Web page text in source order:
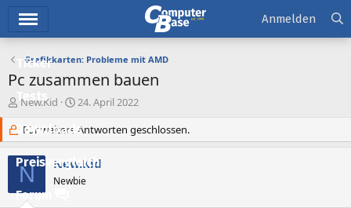
Ticker
Tests
Downloads
Preisvergleich
Forum
Anmelden
Grafikkarten: Probleme mit AMD
Pc zusammen bauen
E
s
t
e
l
e
New.Kid
E
s
t
l
l
24. April 2022
Für weitere Antworten geschlossen.
N New.Kid
Newbie